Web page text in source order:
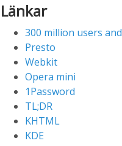
Länkar
300 million users
Presto
Webkit
Opera mini
1Password
TL;DR
KHTML
KDE